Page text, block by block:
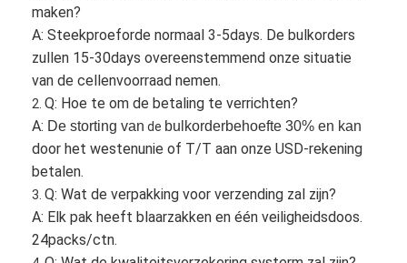
maken?
A: Steekproeforde normaal 3-5days. De bulkorders
zullen 15-30days overeenstemmend onze situatie
van de cellenvoorraad nemen.
2.Q: Hoe te om de betaling te verrichten?
A: De storting van de bulkorderbehoefte 30% en kan
door het westenunie of T/T aan onze USD-rekening
betalen.
3.Q: Wat de verpakking voor verzending zal zijn?
A: Elk pak heeft blaarzakken en één veiligheidsdoos.
24packs/ctn.